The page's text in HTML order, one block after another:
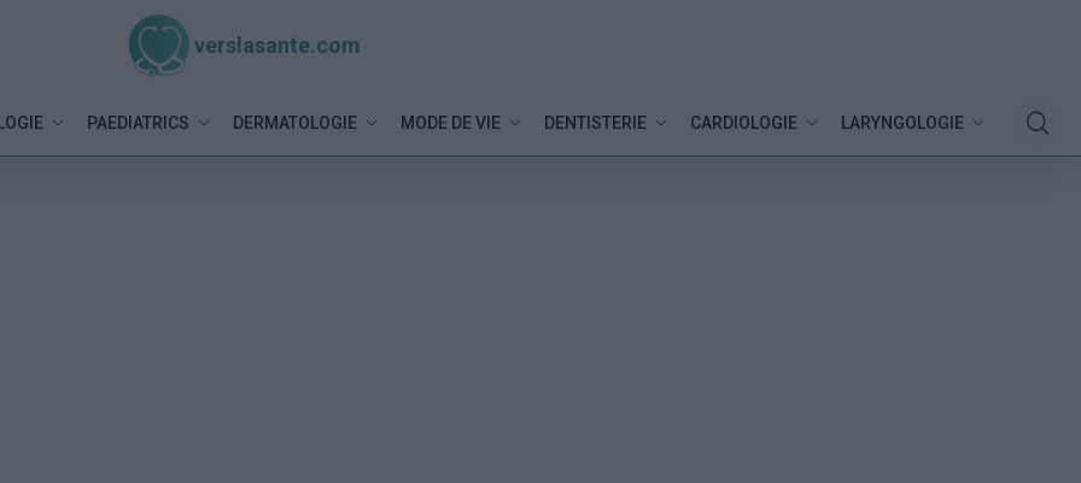
verslasante.com
PAEDIATRICS DERMATOLOGIE MODE DE VIE DENTISTERIE CARDIOLOGIE LARYNGOLOGIE